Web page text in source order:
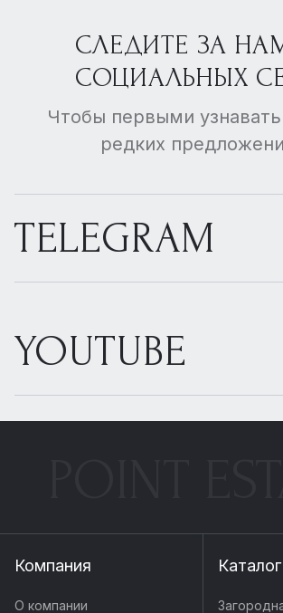
СЛЕДИТЕ ЗА
СОЦИАЛЬНЫХ
Чтобы первыми
редких
TELEGRAM
YOUTUBE
Компания
О компании
Каталог